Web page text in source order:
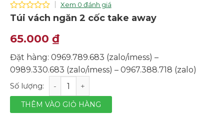
0
5
Xem 0 đánh giá
Túi vách ngăn 2 cốc take away
65.000 ₫
Đặt hàng: 0969.789.683 (zalo/imess) –
0989.330.683 (zalo/imess) – 0967.388.718 (zalo)
Túi vách ngăn 2 cốc take away số lượng
THÊM VÀO GIỎ HÀNG